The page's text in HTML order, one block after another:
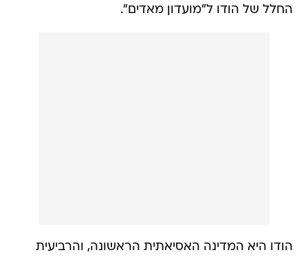
החלל של הודו ל"מועדון מאדים".
הודו היא המדינה האסיאתית הראשונה, והרביעית